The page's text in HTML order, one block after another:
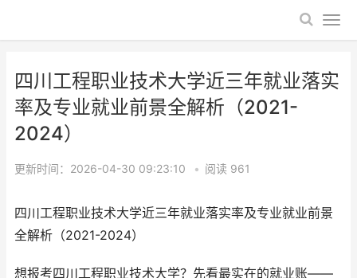
四川工程职业技术大学近三年就业落实
率及专业就业前景全解析（2021-
2024）
更新时间：2026-04-30 09:23:10 • 阅读 961
四川工程职业技术大学近三年就业落实率及专业就业前景
全解析（2021-2024）
想报考四川工程职业技术大学？先看最实在的就业账——